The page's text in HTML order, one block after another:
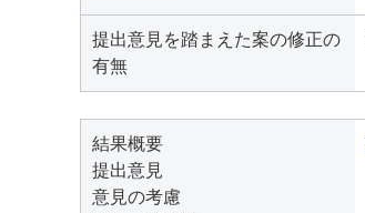
提出意見を踏まえた案の修正の
有無
結果概要
提出意見
意見の考慮